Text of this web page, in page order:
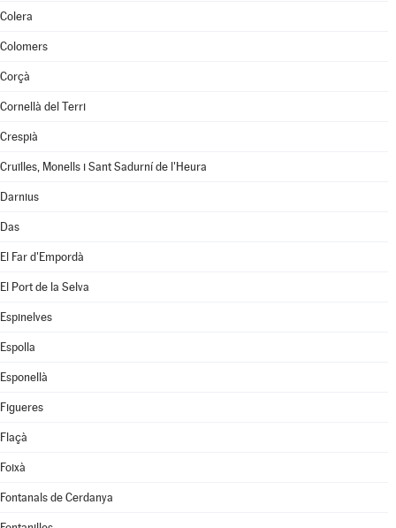
Colera
Colomers
Corçà
Cornellà del Terri
Crespià
Cruïlles, Monells i Sant Sadurní de l'Heura
Darnius
Das
El Far d'Empordà
El Port de la Selva
Espinelves
Espolla
Esponellà
Figueres
Flaçà
Foixà
Fontanals de Cerdanya